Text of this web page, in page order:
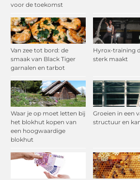
voor de toekomst
Van zee tot bord: de
smaak van Black Tiger
garnalen en tarbot
Hyrox-training
sterk maakt
Waar je op moet letten bij
het blokhut kopen van
een hoogwaardige
blokhut
Groeien in een
structuur en